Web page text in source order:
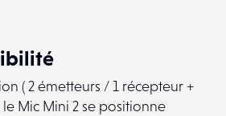
( 2 émetteurs / 1 récepteur +
Mic Mini 2 se positionne